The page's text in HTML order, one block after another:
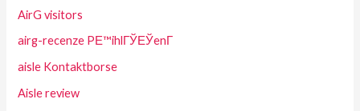
AirG visitors
airg-recenze PЕ™ihlГЎЕЎenГ­
aisle Kontaktborse
Aisle review